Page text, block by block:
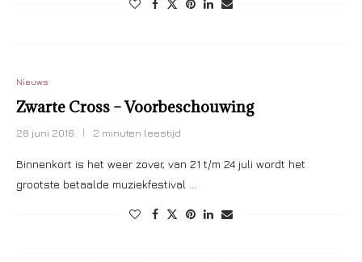
Nieuws
Zwarte Cross – Voorbeschouwing
28 juni 2016 2 minuten leestijd
Binnenkort is het weer zover, van 21 t/m 24 juli wordt het
grootste betaalde muziekfestival …